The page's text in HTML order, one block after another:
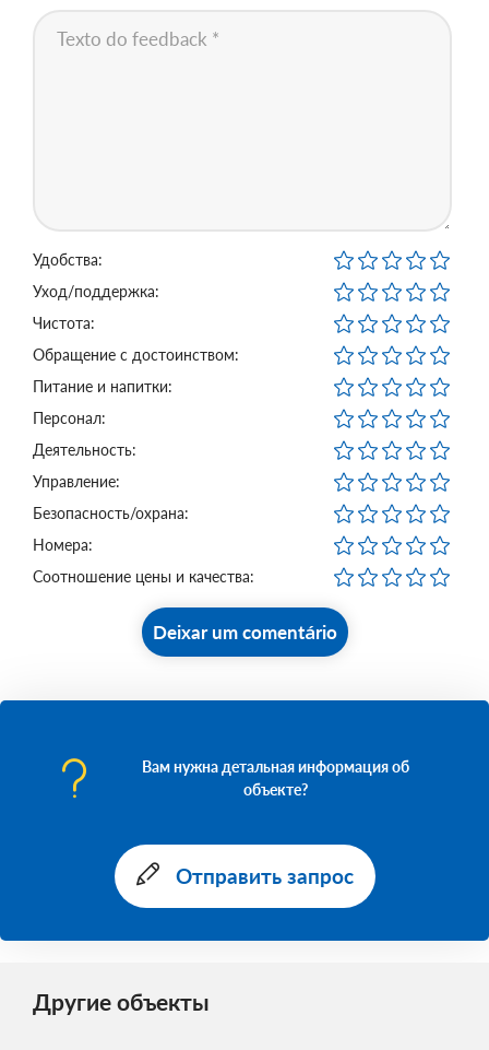
Удобства:
Уход/поддержка:
Чистота:
Обращение с достоинством:
Питание и напитки:
Персонал:
Деятельность:
Управление:
Безопасность/охрана:
Номера:
Соотношение цены и качества:
Deixar um comentário
Вам нужна детальная информация об
объекте?
Отправить запрос
Другие объекты